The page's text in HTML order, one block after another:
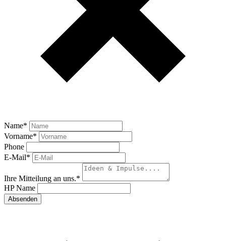
Name*
Vorname*
Phone
E-Mail*
Ihre Mitteilung an uns.*
HP Name
Absenden